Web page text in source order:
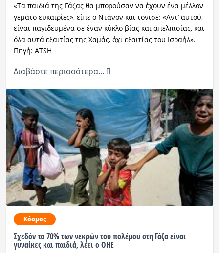
«Τα παιδιά της Γάζας θα μπορούσαν να έχουν ένα μέλλον
γεμάτο ευκαιρίες», είπε o Ντάνον και τονισε: «Αντ’ αυτού,
είναι παγιδευμένα σε έναν κύκλο βίας και απελπισίας, και
όλα αυτά εξαιτίας της Χαμάς, όχι εξαιτίας του Ισραήλ».
Πηγή: ATSH
Διαβάστε περισσότερα...
Κόσμος
Σχεδόν το 70% των νεκρών του πολέμου στη Γάζα είναι
γυναίκες και παιδιά, λέει ο ΟΗΕ